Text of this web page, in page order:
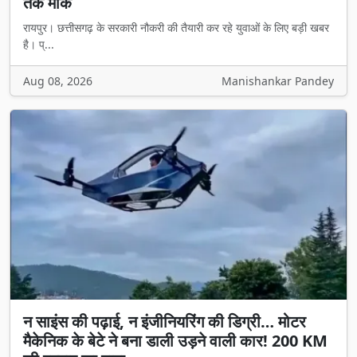
रायपुर। छत्तीसगढ़ के सरकारी नौकरी की तैयारी कर रहे युवाओं के लिए बड़ी खबर
है। प्...
Aug 08, 2026 Manishankar Pandey
न साइंस की पढ़ाई, न इंजीनियरिंग की डिग्री… मोटर
मैकेनिक के बेटे ने बना डाली उड़ने वाली कार! 200 KM